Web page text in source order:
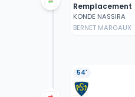
Remplacement
KONDE NASSIRA
BERNET MARGAUX
54'